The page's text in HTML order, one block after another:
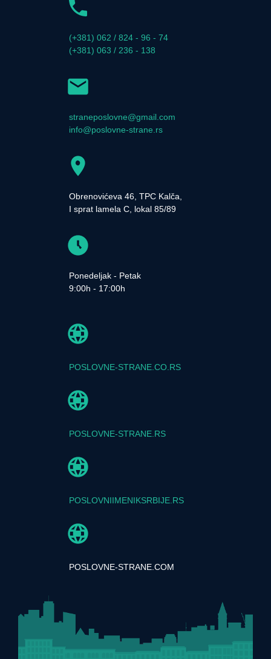
(+381) 062 / 824 - 96 - 74
(+381) 063 / 236 - 138
straneposlovne@gmail.com
info@poslovne-strane.rs
Obrenovićeva 46, TPC Kalča,
I sprat lamela C, lokal 85/89
Ponedeljak - Petak
9:00h - 17:00h
POSLOVNE-STRANE.CO.RS
POSLOVNE-STRANE.RS
POSLOVNIIMENIKSRBIJE.RS
POSLOVNE-STRANE.COM